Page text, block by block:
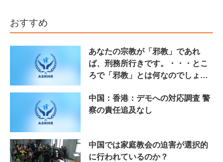
おすすめ
あなたの宗教が「邪教」であれ
ば、刑務所行きです。・・・とこ
ろで「邪教」とは何なのでしょ
中国：香港：デモへの対応調査 警
察の責任追及なし
中国では家庭教会の迫害が選択的
に行われているのか？